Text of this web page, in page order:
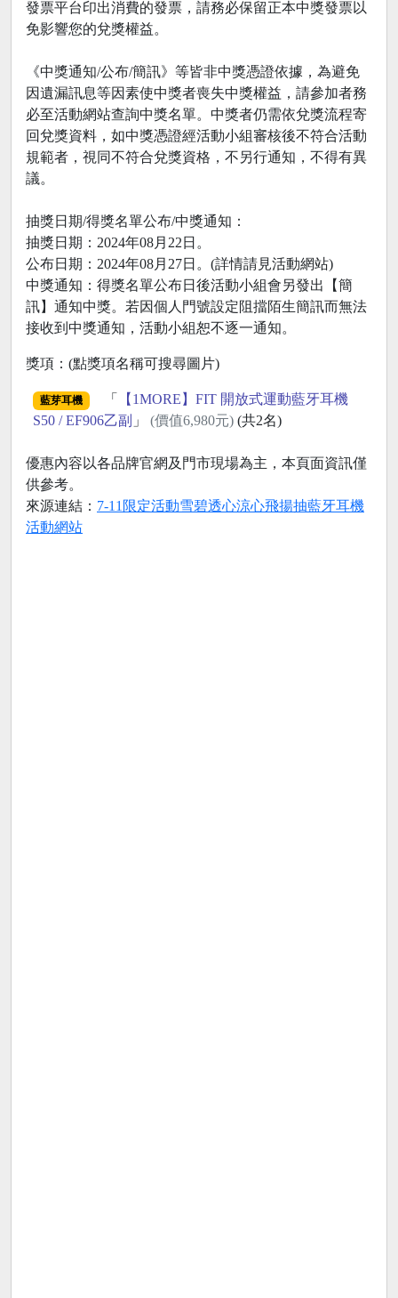
發票平台印出消費的發票，請務必保留正本中獎發票以
免影響您的兌獎權益。
《中獎通知/公布/簡訊》等皆非中獎憑證依據，為避免
因遺漏訊息等因素使中獎者喪失中獎權益，請參加者務
必至活動網站查詢中獎名單。中獎者仍需依兌獎流程寄
回兌獎資料，如中獎憑證經活動小組審核後不符合活動
規範者，視同不符合兌獎資格，不另行通知，不得有異
議。
抽獎日期/得獎名單公布/中獎通知：
抽獎日期：2024年08月22日。
公布日期：2024年08月27日。(詳情請見活動網站)
中獎通知：得獎名單公布日後活動小組會另發出【簡
訊】通知中獎。若因個人門號設定阻擋陌生簡訊而無法
接收到中獎通知，活動小組恕不逐一通知。
獎項：(點獎項名稱可搜尋圖片)
藍芽耳機 「
【1MORE】FIT 開放式運動藍牙耳機
S50 / EF906乙副 」 (價值6,980元) (共2名)
優惠內容以各品牌官網及門市現場為主，本頁面資訊僅
供參考。
來源連結： 7-11限定活動雪碧透心涼心飛揚抽藍牙耳機
活動網站